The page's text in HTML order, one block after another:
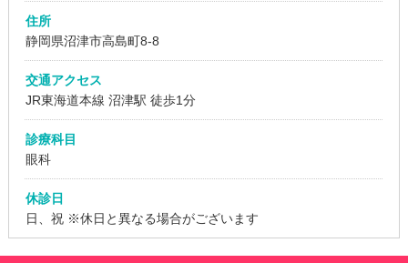
住所
静岡県沼津市高島町8-8
交通アクセス
JR東海道本線 沼津駅 徒歩1分
診療科目
眼科
休診日
日、祝 ※休日と異なる場合がございます